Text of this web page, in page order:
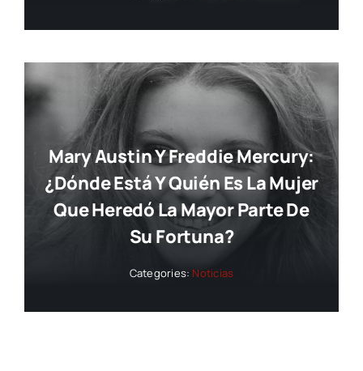
Mary Austin Y Freddie Mercury:
¿dónde Está Y Quién Es La Mujer
Que Heredó La Mayor Parte De
Su Fortuna?
Categories: Noticias